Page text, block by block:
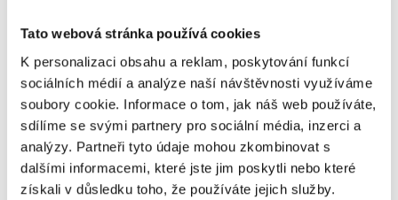
Tato webová stránka používá cookies
K personalizaci obsahu a reklam, poskytování funkcí
sociálních médií a analýze naší návštěvnosti využíváme
soubory cookie. Informace o tom, jak náš web používáte,
sdílíme se svými partnery pro sociální média, inzerci a
analýzy. Partneři tyto údaje mohou zkombinovat s
dalšími informacemi, které jste jim poskytli nebo které
získali v důsledku toho, že používáte jejich služby.
prostoru?
Každý prostor vyžaduje jiný přístup. Malé
místnosti potřebují minimalistické a úsporné
řešení. Velké šatny zase unesou více úložných
prvků. V obou případech ale platí stejná pravidla
ergonomie šatních skříněk. V malé šatně se zaměř
na vertikální řešení. Ty Ti umožní využít každý